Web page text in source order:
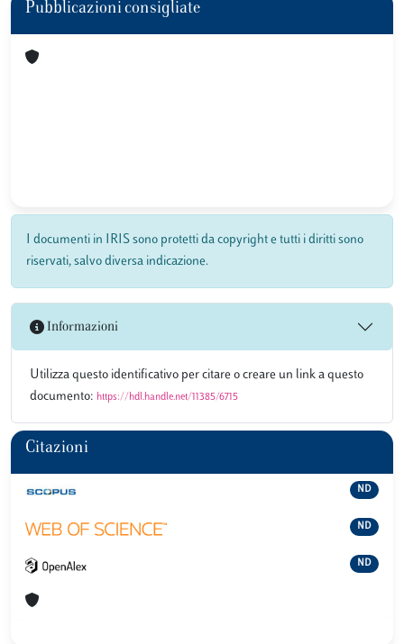
Pubblicazioni consigliate
I documenti in IRIS sono protetti da copyright e tutti i diritti sono
riservati, salvo diversa indicazione.
Informazioni
Utilizza questo identificativo per citare o creare un link a questo
documento: https://hdl.handle.net/11385/6715
Citazioni
ND
ND
ND